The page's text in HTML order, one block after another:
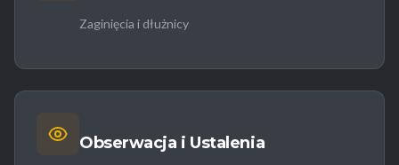
Zaginięcia i dłużnicy
Obserwacja i Ustalenia